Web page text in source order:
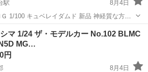
駅
8月4日
キュベレイダムド 新品 神経質な方は
模型、プラモデル
マ 1/24 ザ・モデルカー No.102 BLMC
MG…
円
8月4日